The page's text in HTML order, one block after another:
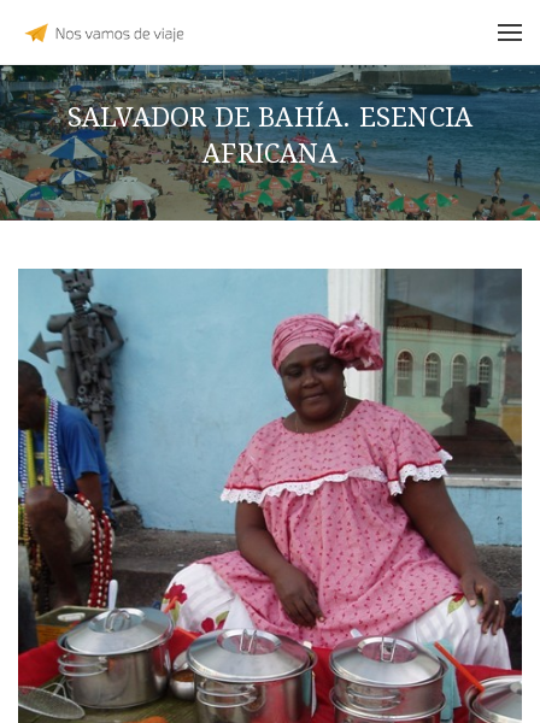
SALVADOR DE BAHÍA. ESENCIA
AFRICANA